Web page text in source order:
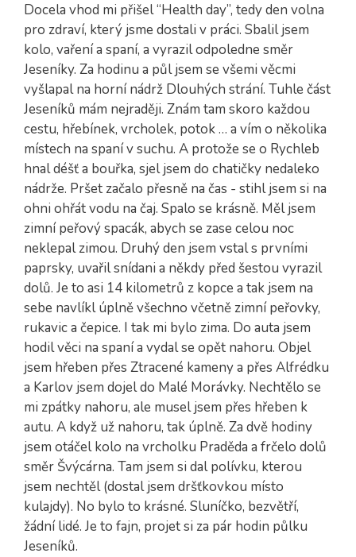
Docela vhod mi přišel “Health day”, tedy den volna
pro zdraví, který jsme dostali v práci. Sbalil jsem
kolo, vaření a spaní, a vyrazil odpoledne směr
Jeseníky. Za hodinu a půl jsem se všemi věcmi
vyšlapal na horní nádrž Dlouhých strání. Tuhle část
Jeseníků mám nejraději. Znám tam skoro každou
cestu, hřebínek, vrcholek, potok … a vím o několika
místech na spaní v suchu. A protože se o Rychleb
hnal déšť a bouřka, sjel jsem do chatičky nedaleko
nádrže. Pršet začalo přesně na čas - stihl jsem si na
ohni ohřát vodu na čaj. Spalo se krásně. Měl jsem
zimní peřový spacák, abych se zase celou noc
neklepal zimou. Druhý den jsem vstal s prvními
paprsky, uvařil snídani a někdy před šestou vyrazil
dolů. Je to asi 14 kilometrů z kopce a tak jsem na
sebe navlíkl úplně všechno včetně zimní peřovky,
rukavic a čepice. I tak mi bylo zima. Do auta jsem
hodil věci na spaní a vydal se opět nahoru. Objel
jsem hřeben přes Ztracené kameny a přes Alfrédku
a Karlov jsem dojel do Malé Morávky. Nechtělo se
mi zpátky nahoru, ale musel jsem přes hřeben k
autu. A když už nahoru, tak úplně. Za dvě hodiny
jsem otáčel kolo na vrcholku Praděda a frčelo dolů
směr Švýcárna. Tam jsem si dal polívku, kterou
jsem nechtěl (dostal jsem dršťkovkou místo
kulajdy). No bylo to krásné. Sluníčko, bezvětří,
žádní lidé. Je to fajn, projet si za pár hodin půlku
Jeseníků.